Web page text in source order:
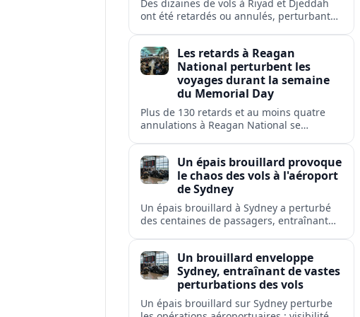
Des dizaines de vols à Riyad et Djeddah
ont été retardés ou annulés, perturbant
Les retards à Reagan
National perturbent les
voyages durant la semaine
du Memorial Day
Plus de 130 retards et au moins quatre
annulations à Reagan National se
Un épais brouillard provoque
le chaos des vols à l'aéroport
de Sydney
Un épais brouillard à Sydney a perturbé
des centaines de passagers, entraînant
Un brouillard enveloppe
Sydney, entraînant de vastes
perturbations des vols
Un épais brouillard sur Sydney perturbe